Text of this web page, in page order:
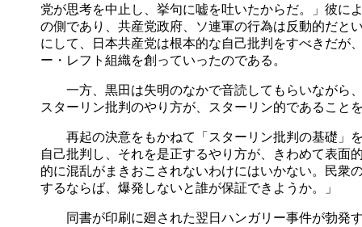
党が思考を中止し、挙句に嘘を吐いたからだ。」彼に
の側であり、共産党政府、ソ連軍の行為は反動的だと
にして、日本共産党は根本的な自己批判をすべきだが
ー・レフト組織を創っていったのである。
一方、黒田は失明のなかで音読してもらいながら
スターリン批判のやり方が、スターリン的であること
再起の決意をもかねて「スターリン批判の基礎」
自己批判し、それを是正するやり方が、きわめて表面
的に混乱がまきおこされないわけにはいかない。民衆
するならば、爆発しないと誰が保証できようか。」
同書が印刷に廻された翌日ハンガリー事件が勃発